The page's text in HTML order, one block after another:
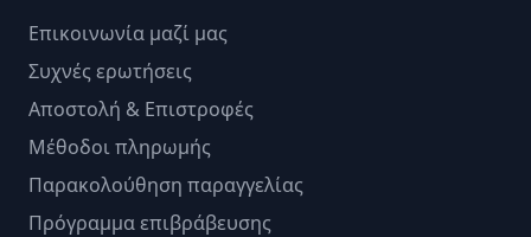
Επικοινωνία μαζί μας
Συχνές ερωτήσεις
Αποστολή & Επιστροφές
Μέθοδοι πληρωμής
Παρακολούθηση παραγγελίας
Πρόγραμμα επιβράβευσης